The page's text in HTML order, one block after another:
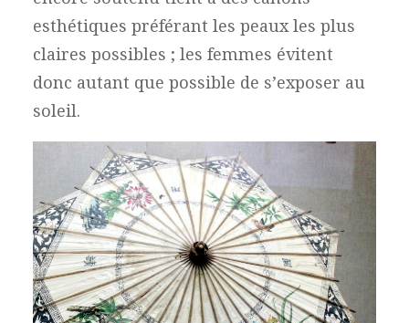
esthétiques préférant les peaux les plus
claires possibles ; les femmes évitent
donc autant que possible de s’exposer au
soleil.